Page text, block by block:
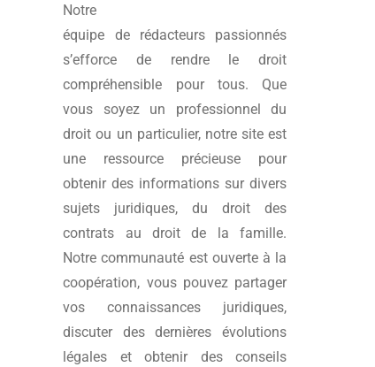
Notre
équipe de rédacteurs passionnés
s’efforce de rendre le droit
compréhensible pour tous. Que
vous soyez un professionnel du
droit ou un particulier, notre site est
une ressource précieuse pour
obtenir des informations sur divers
sujets juridiques, du droit des
contrats au droit de la famille.
Notre communauté est ouverte à la
coopération, vous pouvez partager
vos connaissances juridiques,
discuter des dernières évolutions
légales et obtenir des conseils